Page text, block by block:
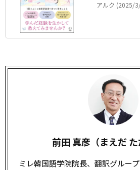
アルク (2025/
前田 真彦（まえだ た
ミレ韓国語学院院長、翻訳グルー